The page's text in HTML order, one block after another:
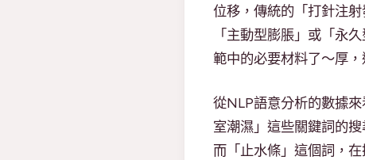
位移，傳統的「打針注
「主動型膨脹」或「永
範中的必要材料了～厚
從NLP語意分析的數據
室潮濕」這些關鍵詞的
而「止水條」這個詞，